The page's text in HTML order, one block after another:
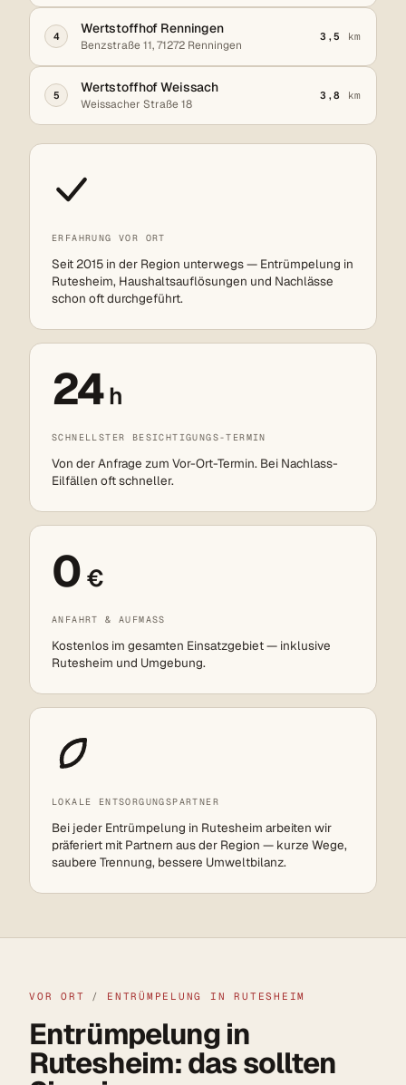
4
Wertstoffhof Renningen
Benzstraße 11, 71272 Renningen
3,5 km
5
Wertstoffhof Weissach
Weissacher Straße 18
3,8 km
ERFAHRUNG VOR ORT
Seit 2015 in der Region unterwegs — Entrümpelung in
Rutesheim, Haushaltsauflösungen und Nachlässe
schon oft durchgeführt.
24h
SCHNELLSTER BESICHTIGUNGS-TERMIN
Von der Anfrage zum Vor-Ort-Termin. Bei Nachlass-
Eilfällen oft schneller.
0 €
ANFAHRT & AUFMASS
Kostenlos im gesamten Einsatzgebiet — inklusive
Rutesheim und Umgebung.
LOKALE ENTSORGUNGSPARTNER
Bei jeder Entrümpelung in Rutesheim arbeiten wir
präferiert mit Partnern aus der Region — kurze Wege,
saubere Trennung, bessere Umweltbilanz.
VOR ORT / ENTRÜMPELUNG IN RUTESHEIM
Entrümpelung in
Rutesheim: das sollten